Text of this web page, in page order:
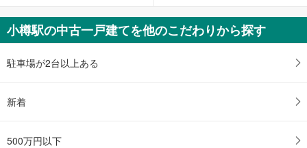
小樽駅の中古一戸建てを他のこだわりから探す
駐車場が2台以上ある
新着
500万円以下